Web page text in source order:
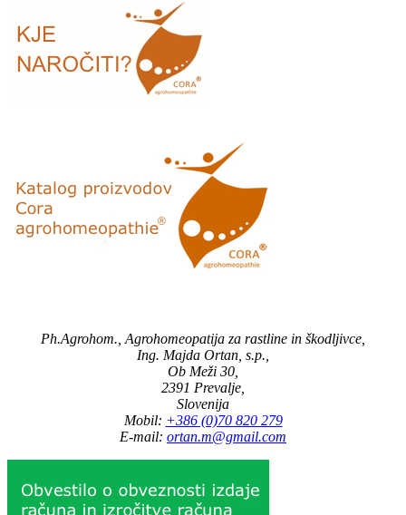
Ph.Agrohom., Agrohomeopatija za rastline in škodljivce,
Ing. Majda Ortan, s.p.,
Ob Meži 30,
2391 Prevalje,
Slovenija
Mobil: +386 (0)70 820 279
E-mail: ortan.m@gmail.com